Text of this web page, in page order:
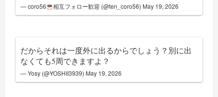
— coro56 相互フォロー歓迎 (@ten_coro56) May 19, 2026
だからそれは一度外に出るからでしょう？別に出
なくても5周できますよ？
— Yosy (@YOSHII3939) May 19, 2026